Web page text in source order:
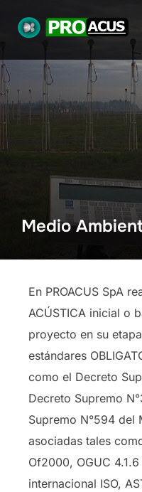
Medio
En PROACUS SpA
ACÚSTICA inicial o
proyecto en su
estándares
como el Decreto
Decreto Supremo
Supremo N°594 del
asociadas tales
Of2000, OGUC
internacional ISO,